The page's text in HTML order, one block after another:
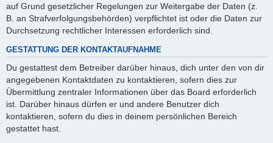
auf Grund gesetzlicher Regelungen zur Weitergabe der Daten (z.
B. an Strafverfolgungsbehörden) verpflichtet ist oder die Daten zur
Durchsetzung rechtlicher Interessen erforderlich sind.
GESTATTUNG DER KONTAKTAUFNAHME
Du gestattest dem Betreiber darüber hinaus, dich unter den von dir
angegebenen Kontaktdaten zu kontaktieren, sofern dies zur
Übermittlung zentraler Informationen über das Board erforderlich
ist. Darüber hinaus dürfen er und andere Benutzer dich
kontaktieren, sofern du dies in deinem persönlichen Bereich
gestattet hast.